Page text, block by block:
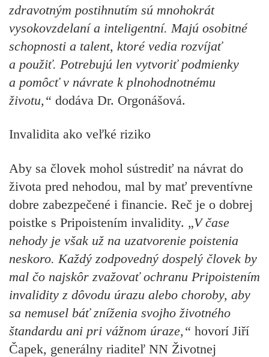
zdravotným postihnutím sú mnohokrát
vysokovzdelaní a inteligentní. Majú osobitné
schopnosti a talent, ktoré vedia rozvíjať
a použiť. Potrebujú len vytvoriť podmienky
a pomôcť v návrate k plnohodnotnému
životu,“ dodáva Dr. Orgonášová.
Invalidita ako veľké riziko
Aby sa človek mohol sústrediť na návrat do
života pred nehodou, mal by mať preventívne
dobre zabezpečené i financie. Reč je o dobrej
poistke s Pripoistením invalidity. „V čase
nehody je však už na uzatvorenie poistenia
neskoro. Každý zodpovedný dospelý človek by
mal čo najskôr zvažovať ochranu Pripoistením
invalidity z dôvodu úrazu alebo choroby, aby
sa nemusel báť zníženia svojho životného
štandardu ani pri vážnom úraze,“ hovorí Jiří
Čapek, generálny riaditeľ NN Životnej